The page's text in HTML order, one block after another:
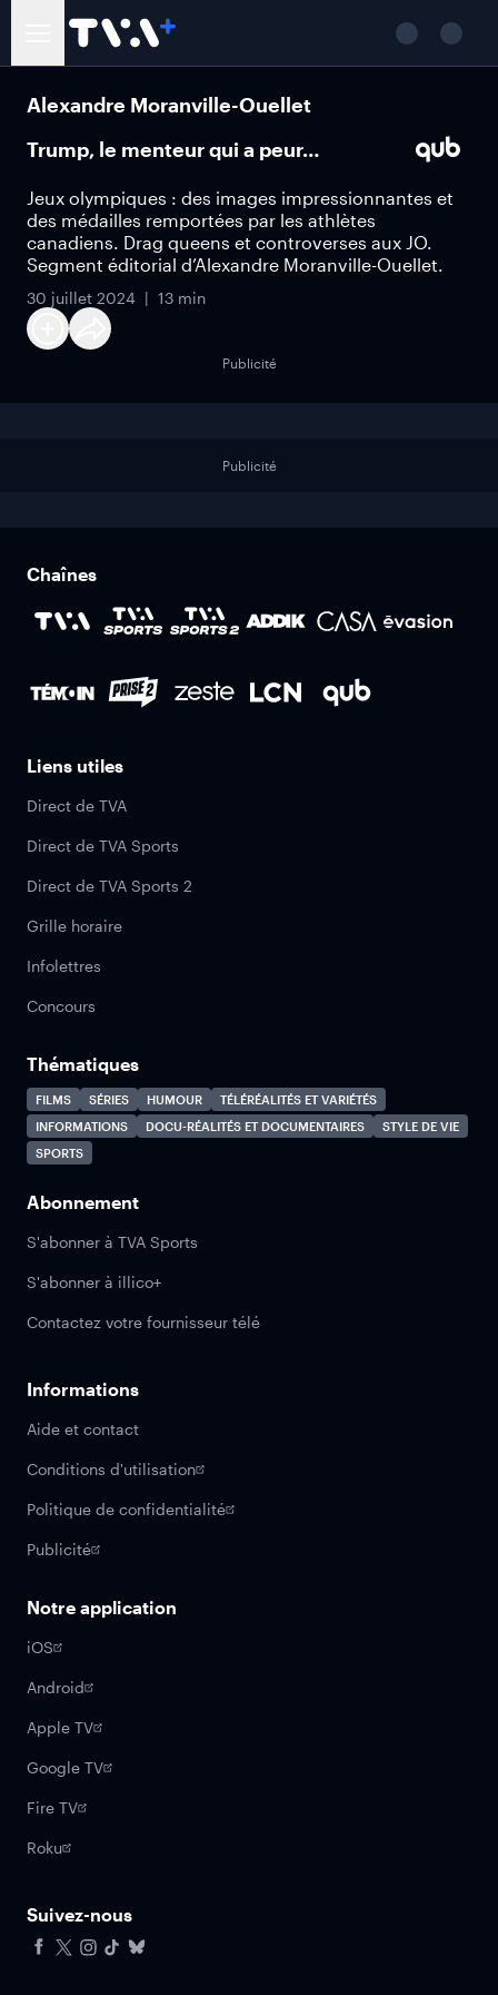
Alexandre Moranville-Ouellet
Trump, le menteur qui a peur…
Jeux olympiques : des images impressionnantes et
des médailles remportées par les athlètes
canadiens. Drag queens et controverses aux JO.
Segment éditorial d’Alexandre Moranville-Ouellet.
30 juillet 2024 13 min
Publicité
Publicité
Chaînes
Liens utiles
Direct de TVA
Direct de TVA Sports
Direct de TVA Sports 2
Grille horaire
Infolettres
Concours
Thématiques
FILMS SÉRIES HUMOUR
TÉLÉRÉALITÉS ET VARIÉTÉS
INFORMATIONS
DOCU-RÉALITÉS ET DOCUMENTAIRES
STYLE DE VIE
SPORTS
Abonnement
S'abonner à TVA Sports
S'abonner à illico+
Contactez votre fournisseur télé
Informations
Aide et contact
Conditions d'utilisation
Politique de confidentialité
Publicité
Notre application
iOS
Android
Apple TV
Google TV
Fire TV
Roku
Suivez-nous